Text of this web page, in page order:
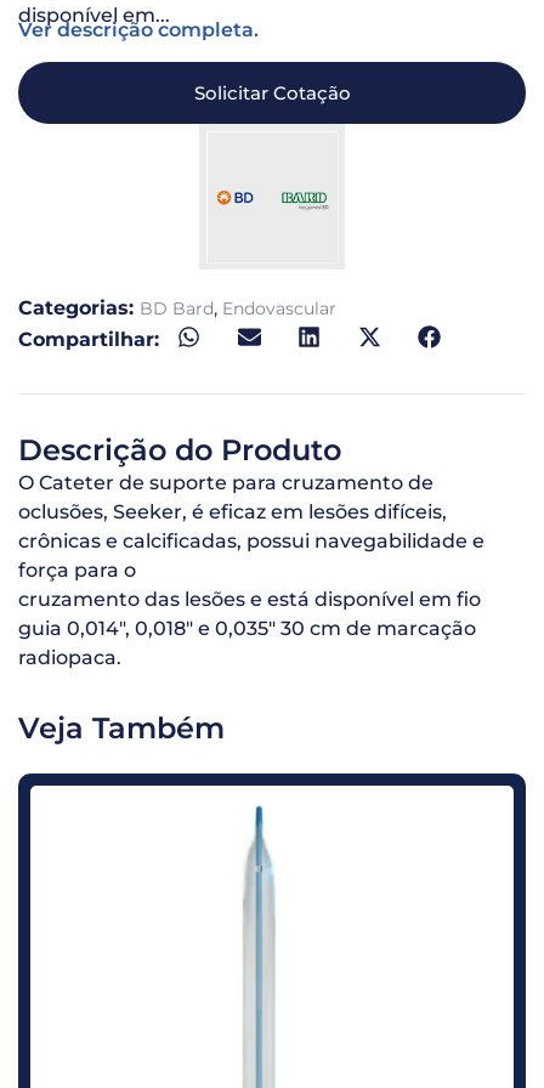
disponível em...
Ver descrição completa.
Solicitar Cotação
Categorias: BD Bard, Endovascular
Compartilhar:
Descrição do Produto
O Cateter de suporte para cruzamento de
oclusões, Seeker, é eficaz em lesões difíceis,
crônicas e calcificadas, possui navegabilidade e
força para o
cruzamento das lesões e está disponível em fio
guia 0,014″, 0,018″ e 0,035″ 30 cm de marcação
radiopaca.
Veja Também